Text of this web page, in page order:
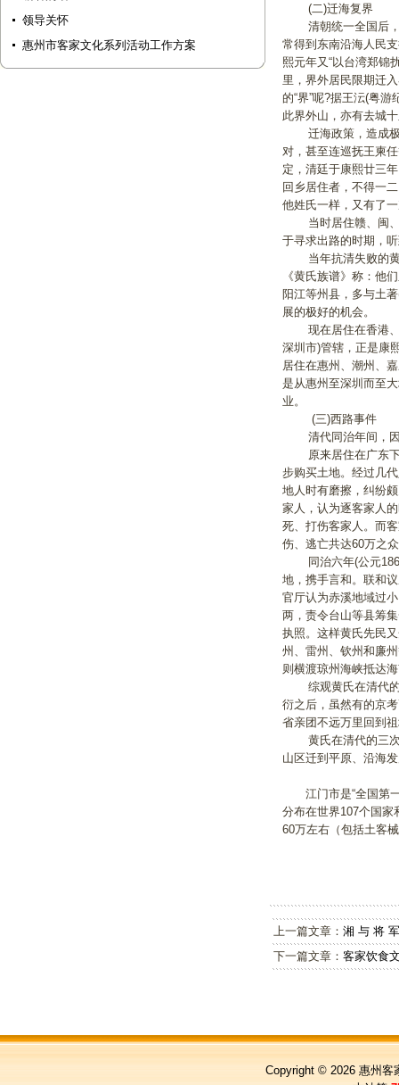
领导关怀
惠州市客家文化系列活动工作方案
(二)迁海复界
清朝统一全国后，
常得到东南沿海人民
熙元年又“以台湾郑锦
里，界外居民限期迁
的“界”呢?据王沄(粤
此界外山，亦有去城
迁海政策，造成极
对，甚至连巡抚王柬
定，清廷于康熙廿三
回乡居住者，不得一
他姓氏一样，又有了
当时居住赣、闽、
于寻求出路的时期，
当年抗清失败的黄
《黄氏族谱》称：他
阳江等州县，多与土
展的极好的机会。
现在居住在香港、
深圳市)管辖，正是康
居住在惠州、潮州、
是从惠州至深圳而至
业。
(三)西路事件
清代同治年间，因
原来居住在广东下
步购买土地。经过几
地人时有磨擦，纠纷
家人，认为逐客家人
死、打伤客家人。而
伤、逃亡共达60万之
同治六年(公元1867
地，携手言和。联和
官厅认为赤溪地域过
两，责令台山等县筹
执照。这样黄氏先民
州、雷州、钦州和廉
则横渡琼州海峡抵达
综观黄氏在清代的
衍之后，虽然有的京
省亲团不远万里回到
黄氏在清代的三次
山区迁到平原、沿海
江门市是“全国第一
分布在世界107个国
60万左右（包括土客
上一篇文章：湘 与 将
下一篇文章：客家饮食
Copyright © 2026 惠州客